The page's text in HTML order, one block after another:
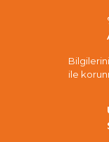
ile